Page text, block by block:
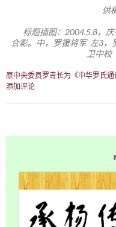
供
标题插图：2004.5.8，
合影。中，罗援将军 左3
卫中
原中央委员罗青长为《中华罗氏通
添加评论